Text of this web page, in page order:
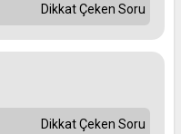
Dikkat Çeken Soru
Dikkat Çeken Soru